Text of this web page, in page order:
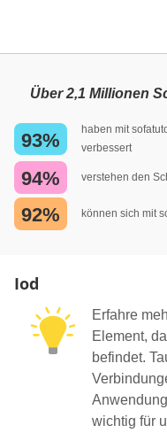
Über 2,1 Millionen
93%
haben mit
verbessert
94% verstehen den
92% können sich mit
Iod
Erfahre
Element,
befindet.
wichtig für